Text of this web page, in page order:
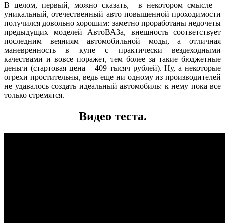
В целом, первый, можно сказать, в некотором смысле –
уникальный, отечественный авто повышенной проходимости
получился довольно хорошим: заметно проработаны недочеты
предыдущих моделей АвтоВАЗа, внешность соответствует
последним веяниям автомобильной моды, а отличная
маневренность в купе с практически вездеходными
качествами и вовсе поражет, тем более за такие бюджетные
деньги (стартовая цена – 409 тысяч рублей). Ну, а некоторые
огрехи простительны, ведь еще ни одному из производителей
не удавалось создать идеальный автомобиль: к нему пока все
только стремятся.
Видео теста.